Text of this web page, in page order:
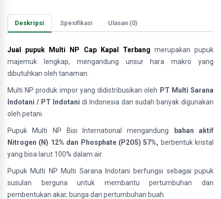
Deskripsi Spesifikasi Ulasan (0)
Jual pupuk Multi NP Cap Kapal Terbang merupakan pupuk
majemuk lengkap, mengandung unsur hara makro yang
dibutuhkan oleh tanaman.
Multi NP produk impor yang didistribusikan oleh PT Multi Sarana
Indotani / PT Indotani di Indonesia dan sudah banyak digunakan
oleh petani.
Pupuk Multi NP Bisi International mengandung
bahan aktif
Nitrogen (N) 12% dan Phosphate (P2O5) 57%, berbentuk kristal
yang bisa larut 100% dalam air.
Pupuk Multi NP Multi Sarana Indotani berfungsi sebagai pupuk
susulan berguna untuk membantu pertumbuhan dan
pembentukan akar, bunga dan pertumbuhan buah.